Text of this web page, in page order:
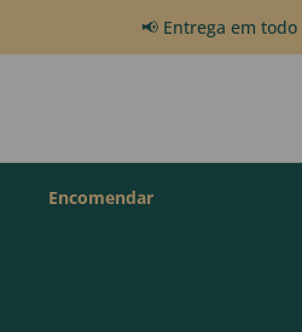
📢 Entrega em todo
Encomendar